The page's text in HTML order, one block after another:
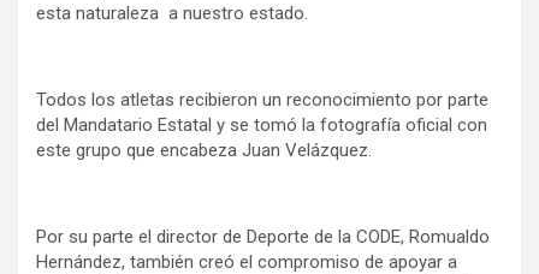
esta naturaleza a nuestro estado.
Todos los atletas recibieron un reconocimiento por parte
del Mandatario Estatal y se tomó la fotografía oficial con
este grupo que encabeza Juan Velázquez.
Por su parte el director de Deporte de la CODE, Romualdo
Hernández, también creó el compromiso de apoyar a